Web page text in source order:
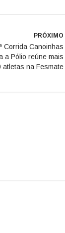
PRÓXIMO
Corrida Canoinhas
a Pólio reúne mais
atletas na Fesmate